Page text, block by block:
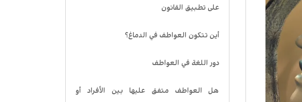
على تطبيق القانون
أين تتكون العواطف في الدماغ؟
دور اللغة في العواطف
هل العواطف متفق عليها بين الأفراد أو